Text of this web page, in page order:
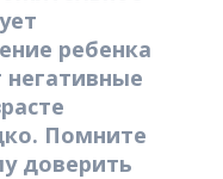
ребенка
Помните
доверить